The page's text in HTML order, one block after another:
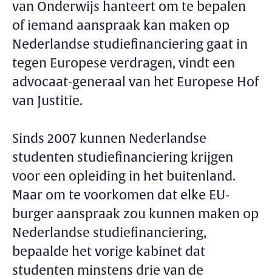
van Onderwijs hanteert om te bepalen
of iemand aanspraak kan maken op
Nederlandse studiefinanciering gaat in
tegen Europese verdragen, vindt een
advocaat-generaal van het Europese Hof
van Justitie.
Sinds 2007 kunnen Nederlandse
studenten studiefinanciering krijgen
voor een opleiding in het buitenland.
Maar om te voorkomen dat elke EU-
burger aanspraak zou kunnen maken op
Nederlandse studiefinanciering,
bepaalde het vorige kabinet dat
studenten minstens drie van de